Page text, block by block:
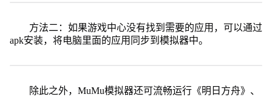
方法二：如果游戏中心没有找到需要的应用，可以通过
apk安装，将电脑里面的应用同步到模拟器中。
除此之外，MuMu模拟器还可流畅运行《明日方舟》、